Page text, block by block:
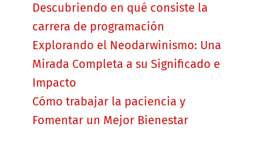
Descubriendo en qué consiste la
carrera de programación
Explorando el Neodarwinismo: Una
Mirada Completa a su Significado e
Impacto
Cómo trabajar la paciencia y
Fomentar un Mejor Bienestar